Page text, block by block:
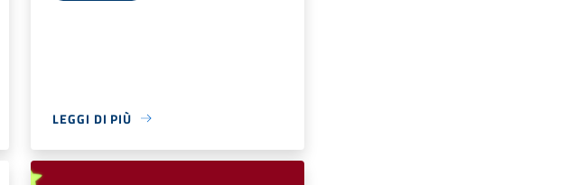
LEGGI DI PIÙ